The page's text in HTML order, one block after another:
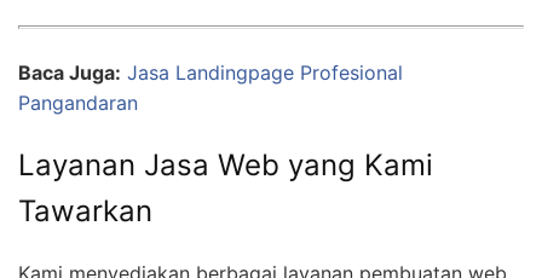
Baca Juga: Jasa Landingpage Profesional
Pangandaran
Layanan Jasa Web yang Kami
Tawarkan